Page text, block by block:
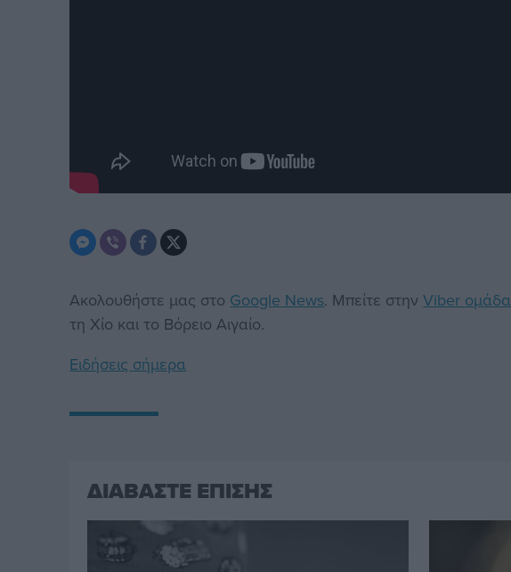
Ακολουθήστε μας στο Google News. Μπείτε στηνViber ομάδα
τη Χίο και το Βόρειο Αιγαίο.
Ειδήσεις σήμερα
ΔΙΑΒΑΣΤΕ ΕΠΙΣΗΣ